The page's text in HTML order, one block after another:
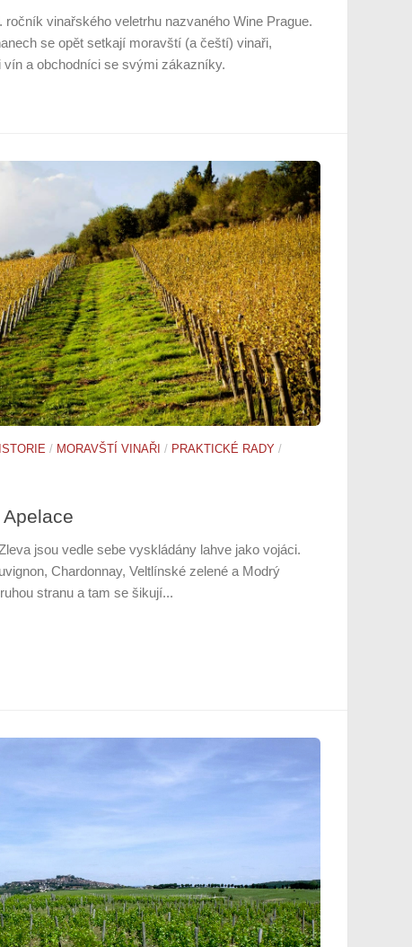
vinařského veletrhu nazvaného Wine Prague.
se opět setkají moravští (a čeští) vinaři,
a obchodníci se svými zákazníky.
/ MORAVŠTÍ VINAŘI / PRAKTICKÉ RADY /
jsou vedle sebe vyskládány lahve jako vojáci.
Chardonnay, Veltlínské zelené a Modrý
stranu a tam se šikují...